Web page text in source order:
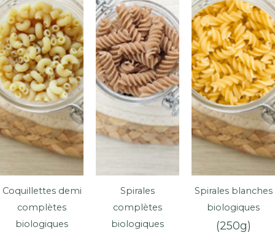
d’eau
bouillante.
Cuire
pendant
20-
25min
Coquillettes demi
complètes
biologiques
Spirales
complètes
biologiques
Spirales blanches
biologiques
(250g)